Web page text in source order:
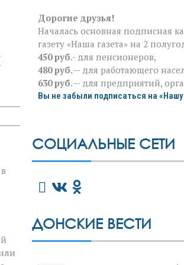
Дорогие друзья!
Началась основная подписная
газету «Наша газета» на 2
450 руб.- для пенсионеров,
480 руб.— для работающего
630 руб.— для предприятий,
Вы не забыли подписаться на «Нашу
СОЦИАЛЬНЫЕ СЕТИ
ДОНСКИЕ ВЕСТИ